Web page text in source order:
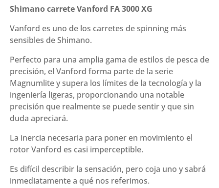
FA
XG
cantidad
Shimano carrete Vanford FA 3000 XG
Vanford es uno de los carretes de spinning más
sensibles de Shimano.
Perfecto para una amplia gama de estilos de pesca de
precisión, el Vanford forma parte de la serie
Magnumlite y supera los límites de la tecnología y la
ingeniería ligeras, proporcionando una notable
precisión que realmente se puede sentir y que sin
duda apreciará.
La inercia necesaria para poner en movimiento el
rotor Vanford es casi imperceptible.
Es difícil describir la sensación, pero coja uno y sabrá
inmediatamente a qué nos referimos.